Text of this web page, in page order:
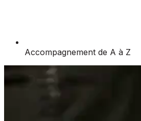
Accompagnement de A à Z